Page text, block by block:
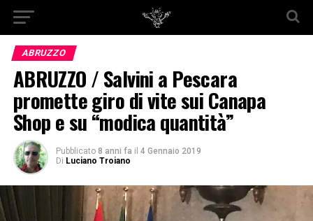
ABRUZZO
ABRUZZO / Salvini a Pescara
promette giro di vite sui Canapa
Shop e su “modica quantità”
Pubblicato 8 anni fa il 4 Gennaio 2019
Di Luciano Troiano